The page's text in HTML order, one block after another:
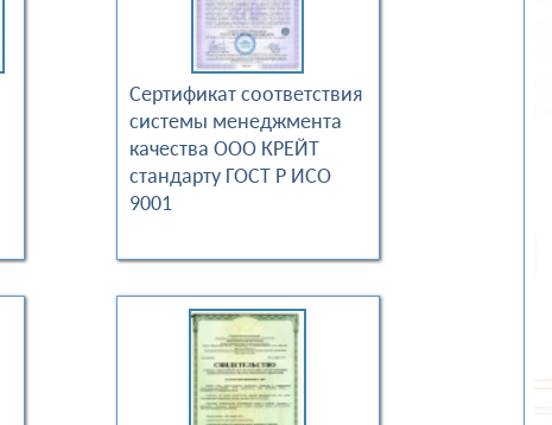
Сертификат соответствия
системы менеджмента
качества ООО КРЕЙТ
стандарту ГОСТ Р ИСО
9001